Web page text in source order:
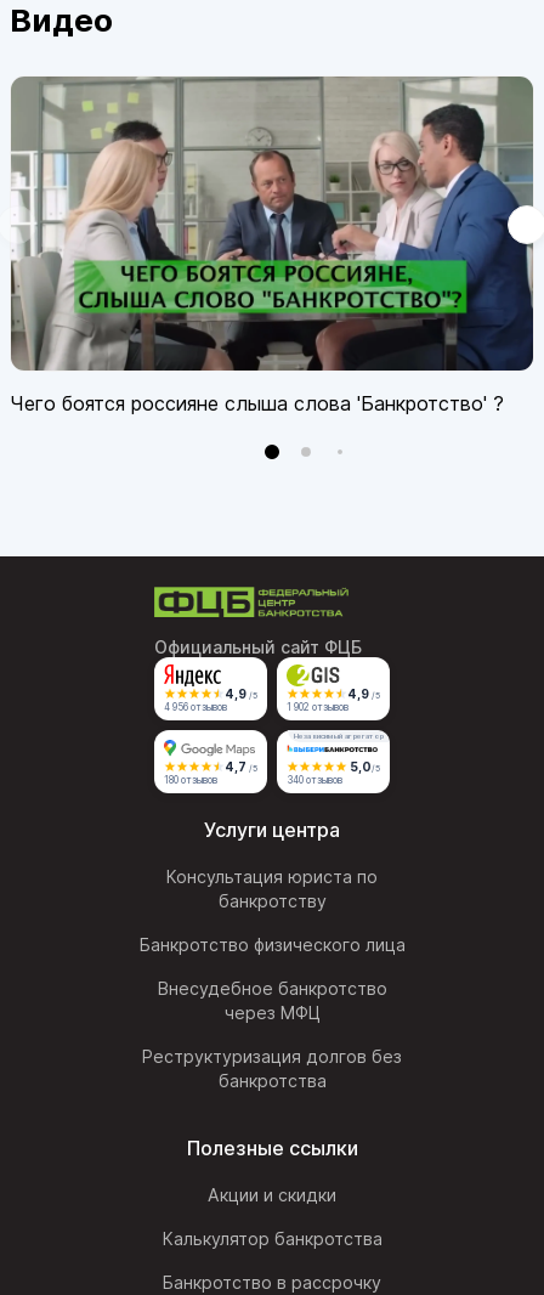
Видео
Чего боятся россияне слыша слова 'Банкротство' ?
Официальный сайт ФЦБ
4,9 /5
4 956 отзывов
4,9 /5
1 902 отзывов
4,7 /5
180 отзывов
Независимый агрегатор
5,0/5
340 отзывов
Услуги центра
Консультация юриста по
банкротству
Банкротство физического лица
Внесудебное банкротство
через МФЦ
Реструктуризация долгов без
банкротства
Полезные ссылки
Акции и скидки
Калькулятор банкротства
Банкротство в рассрочку